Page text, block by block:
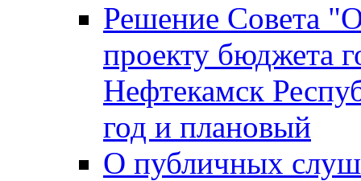
Решение Совета
проекту бюджета
Нефтекамск
год и плановый
О публичных